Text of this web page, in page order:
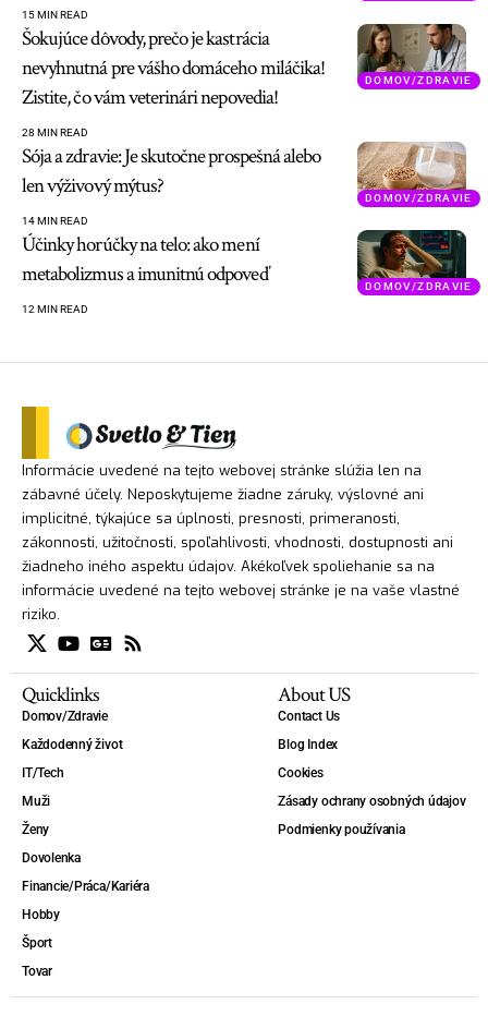
15 MIN READ
DOMOV/ZDRAVIE
Šokujúce dôvody, prečo je kastrácia
nevyhnutná pre vášho domáceho miláčika!
Zistite, čo vám veterinári nepovedia!
28 MIN READ
DOMOV/ZDRAVIE
Sója a zdravie: Je skutočne prospešná alebo
len výživový mýtus?
14 MIN READ
DOMOV/ZDRAVIE
Účinky horúčky na telo: ako mení
metabolizmus a imunitnú odpoveď
12 MIN READ
Informácie uvedené na tejto webovej stránke slúžia len na
zábavné účely. Neposkytujeme žiadne záruky, výslovné ani
implicitné, týkajúce sa úplnosti, presnosti, primeranosti,
zákonnosti, užitočnosti, spoľahlivosti, vhodnosti, dostupnosti ani
žiadneho iného aspektu údajov. Akékoľvek spoliehanie sa na
informácie uvedené na tejto webovej stránke je na vaše vlastné
riziko.
Quicklinks
Domov/Zdravie
Každodenný život
IT/Tech
Muži
Ženy
Dovolenka
Financie/Práca/Kariéra
Hobby
Šport
Tovar
About US
Contact Us
Blog Index
Cookies
Zásady ochrany osobných údajov
Podmienky používania